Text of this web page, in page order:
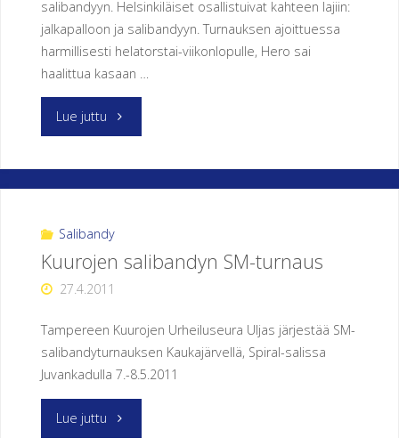
salibandyyn. Helsinkiläiset osallistuivat kahteen lajiin:
jalkapalloon ja salibandyyn. Turnauksen ajoittuessa
harmillisesti helatorstai-viikonlopulle, Hero sai
haalittua kasaan …
Lue juttu"Herolla
Sveitsin
matka"
Salibandy
Kuurojen salibandyn SM-turnaus
27.4.2011
Tampereen Kuurojen Urheiluseura Uljas järjestää SM-
salibandyturnauksen Kaukajärvellä, Spiral-salissa
Juvankadulla 7.-8.5.2011
Lue juttu"Kuurojen